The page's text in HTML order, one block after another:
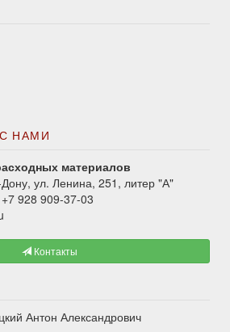
НАМИ
материалов
ул. Ленина, 251, литер "А"
928 909-37-03
Контакты
Антон Александрович